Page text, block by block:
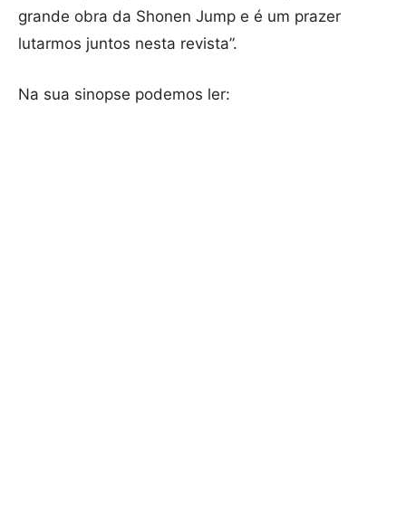
grande obra da Shonen Jump e é um prazer
lutarmos juntos nesta revista”.
Na sua sinopse podemos ler: